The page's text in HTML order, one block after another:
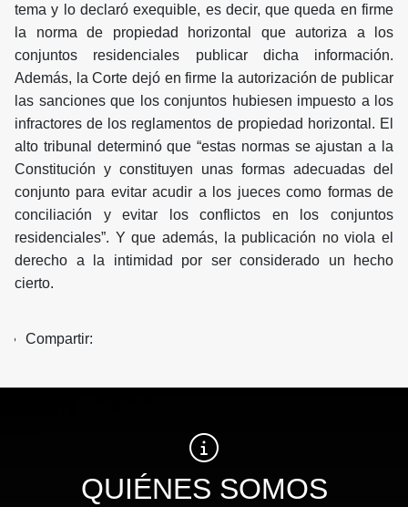
tema y lo declaró exequible, es decir, que queda en firme
la norma de propiedad horizontal que autoriza a los
conjuntos residenciales publicar dicha información.
Además, la Corte dejó en firme la autorización de publicar
las sanciones que los conjuntos hubiesen impuesto a los
infractores de los reglamentos de propiedad horizontal. El
alto tribunal determinó que “estas normas se ajustan a la
Constitución y constituyen unas formas adecuadas del
conjunto para evitar acudir a los jueces como formas de
conciliación y evitar los conflictos en los conjuntos
residenciales”. Y que además, la publicación no viola el
derecho a la intimidad por ser considerado un hecho
cierto.
Compartir:
QUIÉNES SOMOS